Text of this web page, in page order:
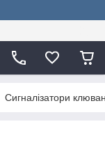
Сигналізатори